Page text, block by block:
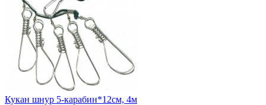
Кукан шнур 5-карабин*12см, 4м